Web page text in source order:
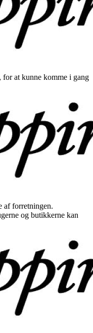
at kunne komme i gang
af forretningen.
og butikkerne kan